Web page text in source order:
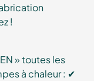
!
» toutes les
à chaleur : ✔